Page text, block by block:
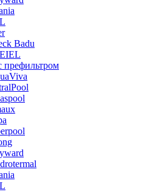
Badu
префильтром